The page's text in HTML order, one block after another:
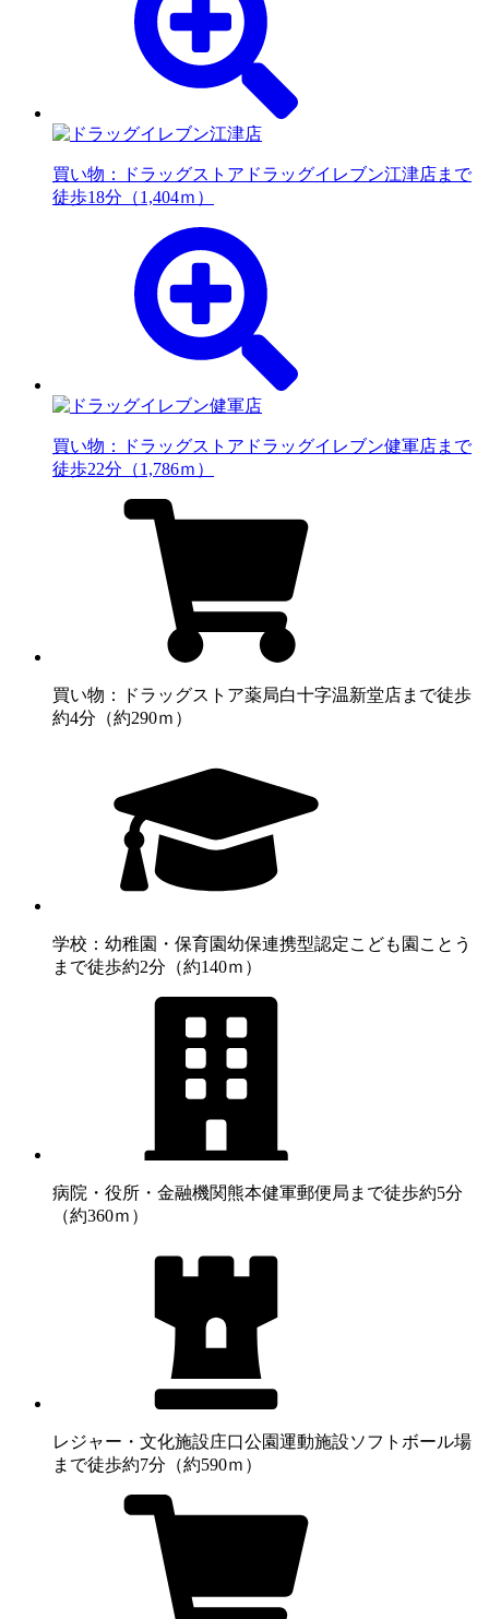
買い物：ドラッグストア ドラッグイレブン江津店まで
徒歩18分（1,404ｍ）
買い物：ドラッグストア ドラッグイレブン健軍店まで
徒歩22分（1,786ｍ）
買い物：ドラッグストア薬局白十字温新堂店まで徒歩
約4分（約290ｍ）
学校：幼稚園・保育園幼保連携型認定こども園ことう
まで徒歩約2分（約140ｍ）
病院・役所・金融機関熊本健軍郵便局まで徒歩約5分
（約360ｍ）
レジャー・文化施設庄口公園運動施設ソフトボール場
まで徒歩約7分（約590ｍ）